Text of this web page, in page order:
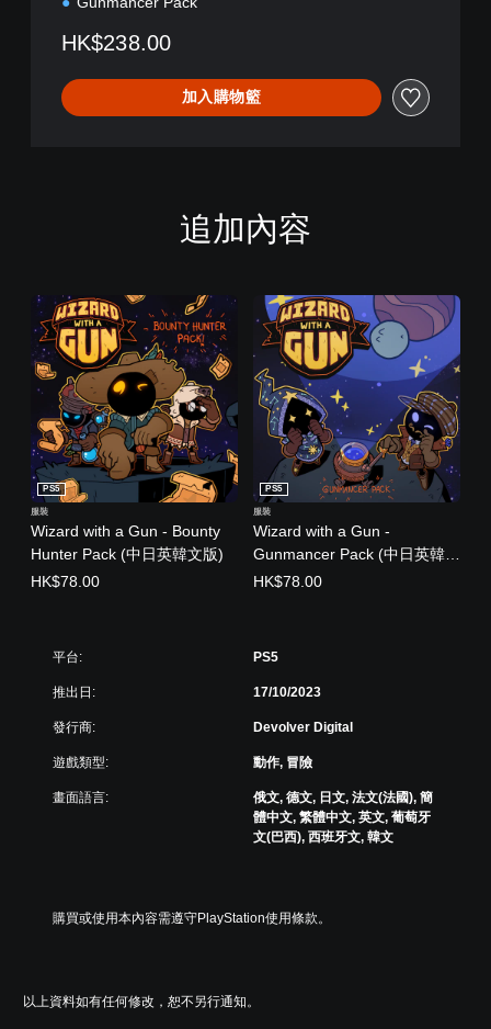
HK$238.00
加入購物籃
追加內容
Wizard with a Gun - Bounty
Hunter Pack (中日英韓文版)
PS5
服裝
HK$78.00
Wizard with a Gun -
Gunmancer Pack (中日英韓文
版)
PS5
服裝
HK$78.00
平台: PS5
推出日: 17/10/2023
發行商: Devolver Digital
遊戲類型: 動作, 冒險
畫面語言:
俄文, 德文, 日文, 法文(法國), 簡
體中文, 繁體中文, 英文, 葡萄牙
文(巴西), 西班牙文, 韓文
購買或使用本內容需遵守PlayStation使用條款。
以上資料如有任何修改，恕不另行通知。